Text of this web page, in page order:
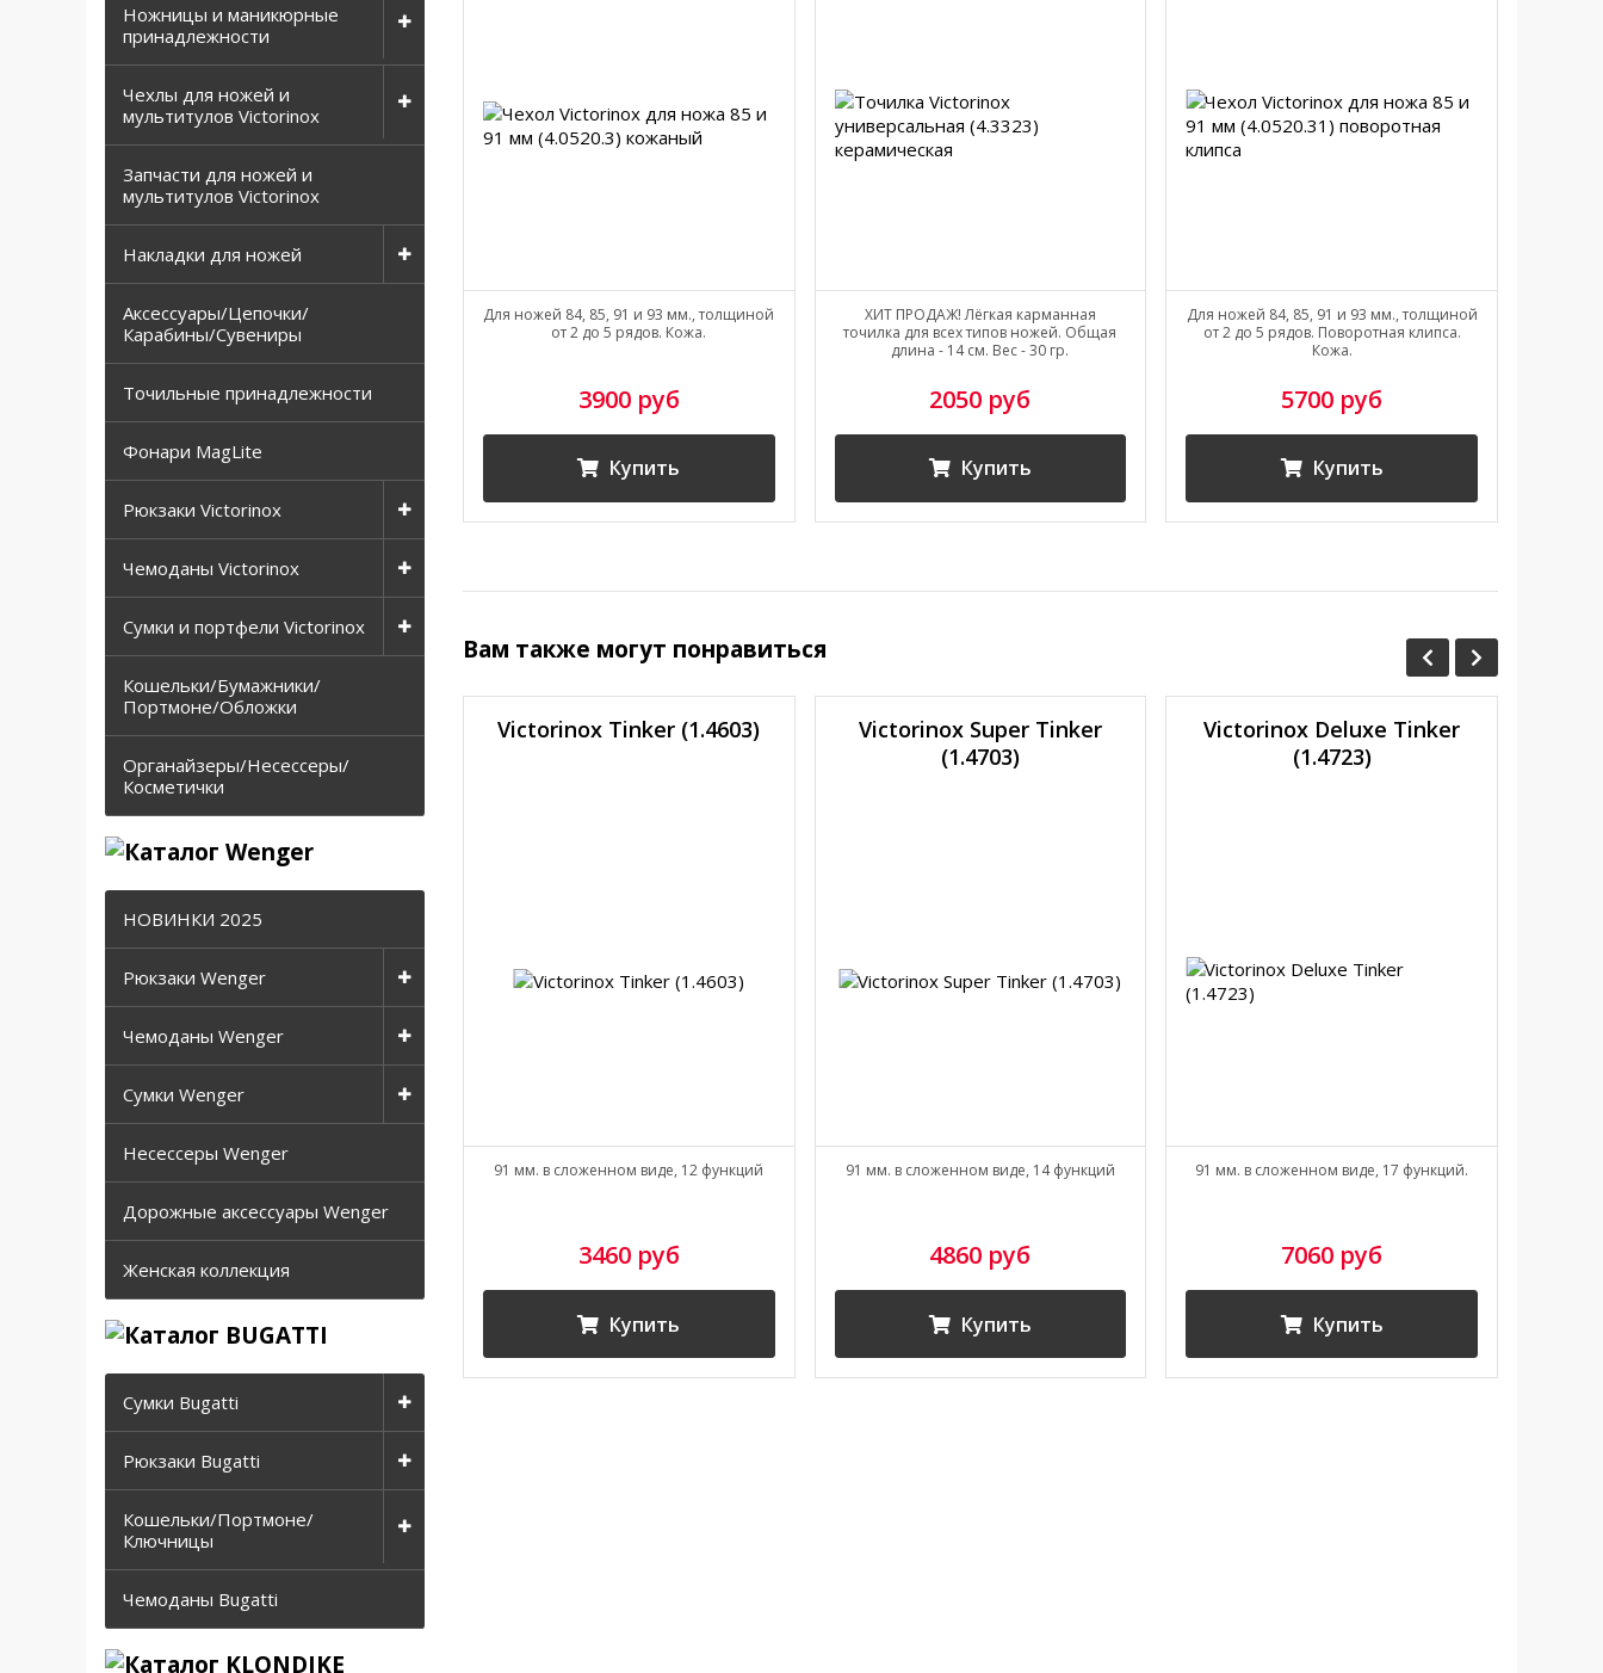
Ножницы и маникюрные
принадлежности
Чехлы для ножей и
мультитулов Victorinox
Запчасти для ножей и
мультитулов Victorinox
Накладки для ножей
Аксессуары/Цепочки/
Карабины/Сувениры
Точильные принадлежности
Фонари MagLite
Рюкзаки Victorinox
Чемоданы Victorinox
Сумки и портфели Victorinox
Кошельки/Бумажники/
Портмоне/Обложки
Органайзеры/Несессеры/
Косметички
НОВИНКИ 2025
Рюкзаки Wenger
Чемоданы Wenger
Сумки Wenger
Несессеры Wenger
Дорожные аксессуары Wenger
Женская коллекция
Сумки Bugatti
Рюкзаки Bugatti
Кошельки/Портмоне/
Ключницы
Чемоданы Bugatti
Для ножей 84, 85, 91 и 93 мм., толщиной
от 2 до 5 рядов. Кожа.
3900 руб
Купить
ХИТ ПРОДАЖ! Лёгкая карманная
точилка для всех типов ножей. Общая
длина - 14 см. Вес - 30 гр.
2050 руб
Купить
Для ножей 84, 85, 91 и 93 мм., толщиной
от 2 до 5 рядов. Поворотная клипса.
Кожа.
5700 руб
Купить
Вам также могут понравиться
Victorinox Tinker (1.4603)
91 мм. в сложенном виде, 12 функций
3460 руб
Купить
Victorinox Super Tinker
(1.4703)
91 мм. в сложенном виде, 14 функций
4860 руб
Купить
Victorinox Deluxe Tinker
(1.4723)
91 мм. в сложенном виде, 17 функций.
7060 руб
Купить